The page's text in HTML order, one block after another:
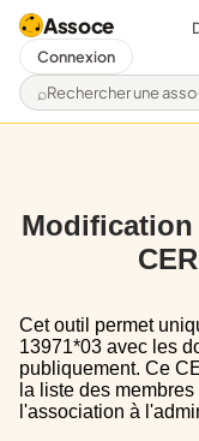
Assoce
Rechercher une
Connexion
Cet outil permet uniquement de pré-remplir le CERFA
13971*03 avec les
publiquement. Ce
la liste des
l'association à